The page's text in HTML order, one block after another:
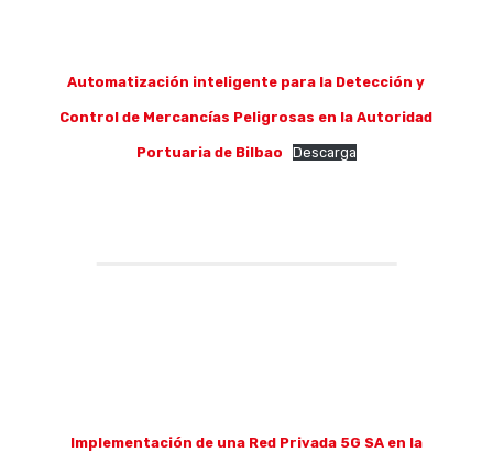
Automatización inteligente para la Detección y
Control de Mercancías Peligrosas en la Autoridad
Portuaria de Bilbao Descarga
Implementación de una Red Privada 5G SA en la